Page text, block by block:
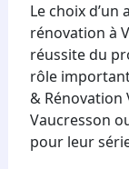
Le choix
rénovation à
réussite du
rôle
& Rénovation
Vaucresson
pour leur